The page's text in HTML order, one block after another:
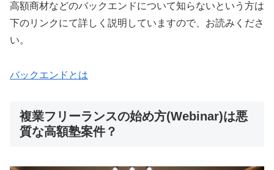
高額商材などのバックエンドについて知らないという方は
下のリンクにて詳しく説明していますので、お読みくださ
い。
バックエンドとは
複業フリーランスの始め方(Webinar)は悪
質な高額塾案件？